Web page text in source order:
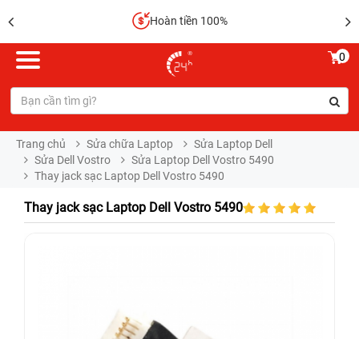
Hoàn tiền 100%
0
Trang chủ Sửa chữa Laptop
Sửa Laptop Dell
Sửa Dell Vostro
Sửa Laptop Dell Vostro 5490
Thay jack sạc Laptop Dell Vostro 5490
Thay jack sạc Laptop Dell Vostro 5490